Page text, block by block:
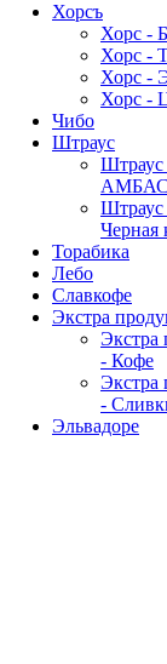
Хорсъ
Хорс -
Хорс -
Хорс -
Хорс -
Чибо
Штраус
Штраус
Штраус
Черная
Торабика
Лебо
Славкофе
Экстра
Экстра
- Кофе
Экстра
-
Эльвадоре